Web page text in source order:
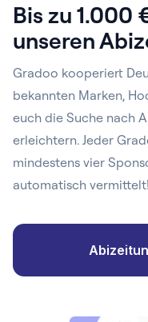
Bis zu 1.000
unseren
Gradoo kooperiert
bekannten Marken,
euch die Suche nach
erleichtern. Jeder
mindestens vier
automatisch vermittelt!